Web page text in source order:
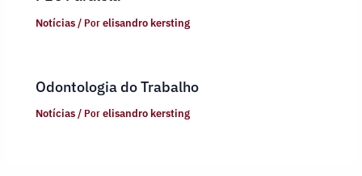
Notícias/ Porelisandro kersting
Odontologia do Trabalho
Notícias/ Porelisandro kersting